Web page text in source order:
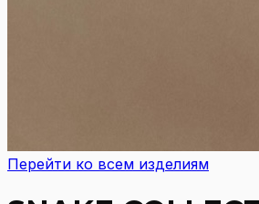
Перейти ко всем изделиям